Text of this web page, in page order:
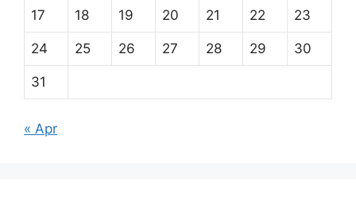
17 18 19 20 21 22 23
24 25 26 27 28 29 30
31
« Apr